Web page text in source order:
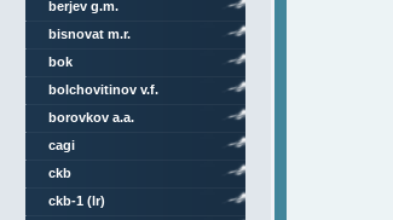
berjev g.m.
bisnovat m.r.
bok
bolchovitinov v.f.
borovkov a.a.
cagi
ckb
ckb-1 (lr)